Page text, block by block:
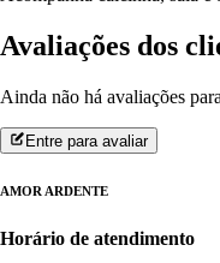
Avaliações dos
Ainda não há avaliações
Entre para avaliar
AMOR ARDENTE
Horário de atendimento